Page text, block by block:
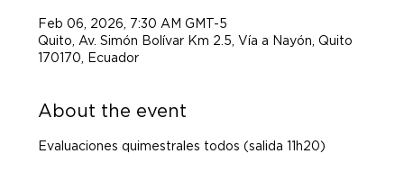
Feb 06, 2026, 7:30 AM GMT-5
Quito, Av. Simón Bolívar Km 2.5, Vía a Nayón, Quito
170170, Ecuador
About the event
Evaluaciones quimestrales todos (salida 11h20)